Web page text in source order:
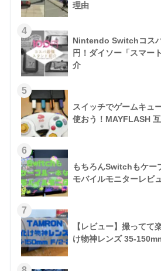
理由
Nintendo Switchコス
円！ダイソー「スマー
介
スイッチでゲームキュ
使おう！MAYFLASH
もちろんSwitchもケー
モバイルモニターレビ
【レビュー】撮ってて
け物神レンズ 35-